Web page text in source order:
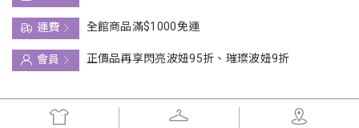
運費
全館商品滿$1000免運
會員
正價品再享閃亮波妞95折、璀璨波妞9折